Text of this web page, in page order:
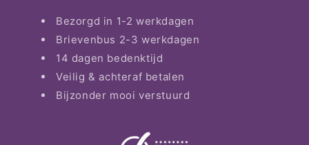
Bezorgd in 1-2 werkdagen
Brievenbus 2-3 werkdagen
14 dagen bedenktijd
Veilig & achteraf betalen
Bijzonder mooi verstuurd